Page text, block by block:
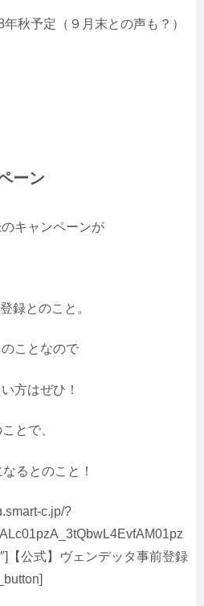
秋予定（９月末との声も？）
ーン
キャンペーンが
録とのこと。
ことなので
方はぜひ！
とで、
るとのこと！
c.jp/?
【公式】ヴェンデッタ事前登録